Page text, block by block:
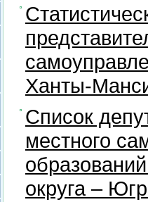
Ханты-
Список
местного
округа –